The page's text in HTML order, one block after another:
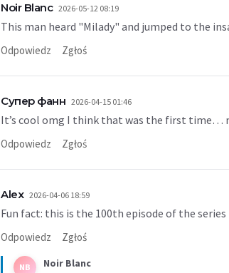
Noir Blanc 2026-05-12 08:19
This man heard "Milady" and jumped to the
Odpowiedz Zgłoś
Супер фанн 2026-04-15 01:46
It’s cool omg I think that was the first
Odpowiedz Zgłoś
Alex 2026-04-06 18:59
Fun fact: this is the 100th episode of the series
Odpowiedz Zgłoś
NB Noir Blanc